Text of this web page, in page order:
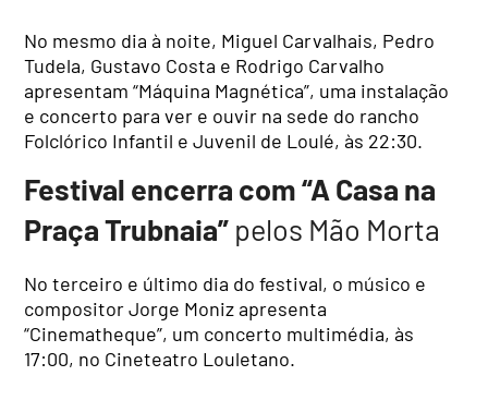
No mesmo dia à noite, Miguel Carvalhais, Pedro
Tudela, Gustavo Costa e Rodrigo Carvalho
apresentam “Máquina Magnética”, uma instalação
e concerto para ver e ouvir na sede do rancho
Folclórico Infantil e Juvenil de Loulé, às 22:30.
Festival encerra com “A Casa na
Praça Trubnaia” pelos Mão Morta
No terceiro e último dia do festival, o músico e
compositor Jorge Moniz apresenta
“Cinematheque”, um concerto multimédia, às
17:00, no Cineteatro Louletano.